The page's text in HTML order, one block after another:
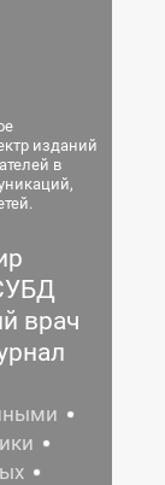
изданий
в
врач